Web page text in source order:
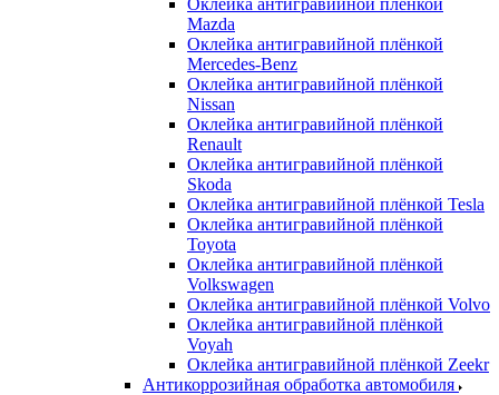
Оклейка антигравийной плёнкой
Mazda
Оклейка антигравийной плёнкой
Mercedes-Benz
Оклейка антигравийной плёнкой
Nissan
Оклейка антигравийной плёнкой
Renault
Оклейка антигравийной плёнкой
Skoda
Оклейка антигравийной плёнкой Tesla
Оклейка антигравийной плёнкой
Toyota
Оклейка антигравийной плёнкой
Volkswagen
Оклейка антигравийной плёнкой Volvo
Оклейка антигравийной плёнкой
Voyah
Оклейка антигравийной плёнкой Zeekr
Антикоррозийная обработка автомобиля